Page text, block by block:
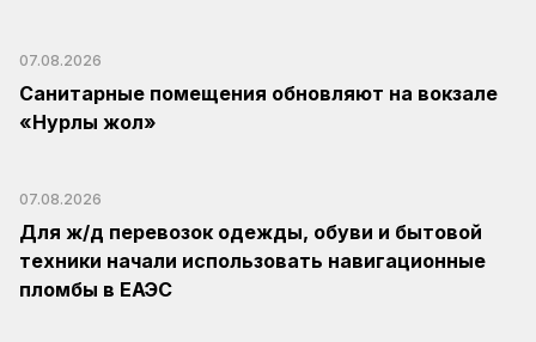
07.08.2026
Санитарные помещения обновляют на вокзале
«Нурлы жол»
07.08.2026
Для ж/д перевозок одежды, обуви и бытовой
техники начали использовать навигационные
пломбы в ЕАЭС